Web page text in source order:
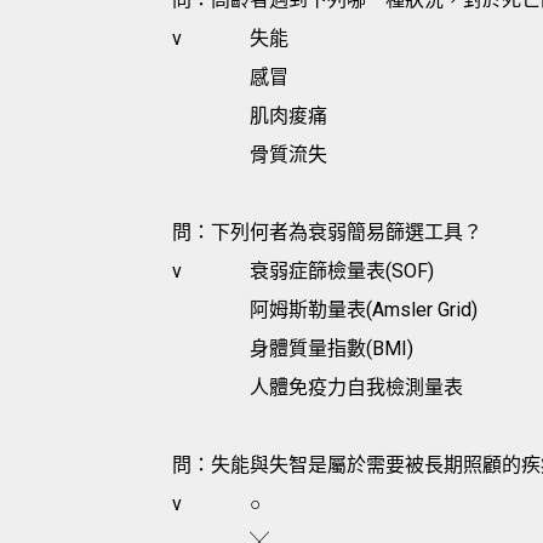
v
失能
感冒
肌肉痠痛
骨質流失
問：下列何者為衰弱簡易篩選工具？
v
衰弱症篩檢量表(SOF)
阿姆斯勒量表(Amsler Grid)
身體質量指數(BMI)
人體免疫力自我檢測量表
問：失能與失智是屬於需要被長期照顧的
v
○